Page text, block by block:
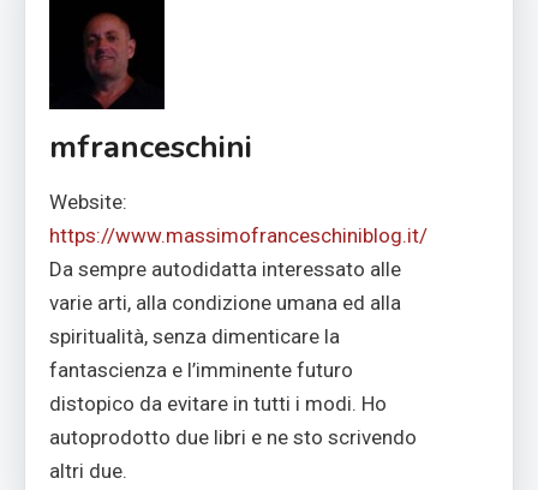
mfranceschini
Website:
https://www.massimofranceschiniblog.it/
Da sempre autodidatta interessato alle
varie arti, alla condizione umana ed alla
spiritualità, senza dimenticare la
fantascienza e l’imminente futuro
distopico da evitare in tutti i modi. Ho
autoprodotto due libri e ne sto scrivendo
altri due.